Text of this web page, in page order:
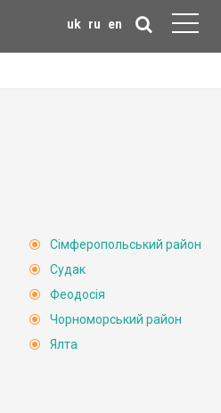
uk ru en
Сімферопольський район
Судак
Феодосія
Чорноморський район
Ялта